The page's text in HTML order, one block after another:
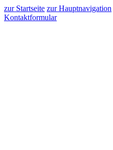
zur Startseite zur Hauptnavigation
Kontaktformular